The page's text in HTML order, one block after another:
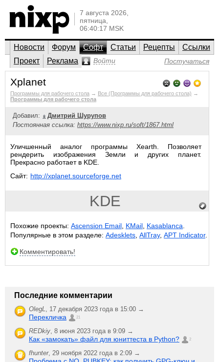
7 августа 2026,
пятница,
06:40:17 MSK
Новости Форум Софт Статьи Рецепты
Ссылки
Проект
Реклама Войти Постучаться
Xplanet
Программы для рабочего стола → Все (Программы для рабочего стола) →
Программы для рабочего стола
Добавил:
Дмитрий Шурупов
Постоянная ссылка: https://www.nixp.ru/soft/1867.html
Уличшенный аналог программы Xearth. Позволяет
рендерить изображения Земли и других планет.
Прекрасно работает в KDE.
Сайт: http://xplanet.sourceforge.net
KDE
Похожие проекты: Ascension Email KMail Kasablanca
Популярные в этом разделе: Adesklets AllTray, APT Indicator.
Комментировать!
Последние комментарии
OlegL, 17 декабря 2023 года в 15:00 →
Перекличка 21
REDkiy, 8 июня 2023 года в 9:09 →
Как «замокать» файл для юниттеста в Python? 2
fhunter, 29 ноября 2022 года в 2:09 →